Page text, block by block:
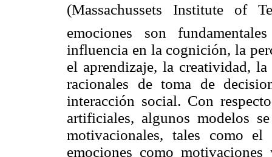
(Massachussets Institute of
emociones son
influencia en la cognición, la
el aprendizaje, la creatividad,
racionales de toma de
interacción social. Con
artificiales, algunos modelos
motivacionales, tales como
emociones como